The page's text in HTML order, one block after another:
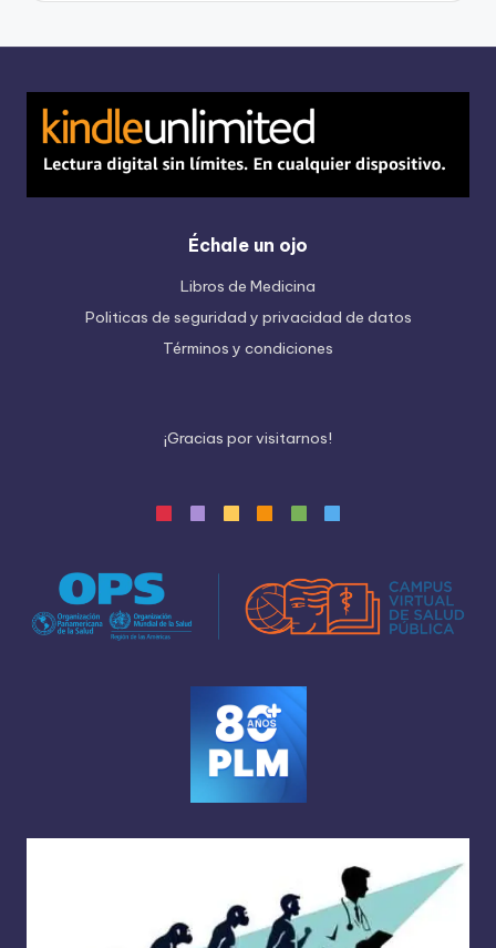
Échale un ojo
Libros de Medicina
Politicas de seguridad y privacidad de datos
Términos y condiciones
¡Gracias porvisitarnos!